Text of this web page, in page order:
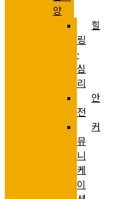
양
힐
링
·
심
리
안
전
커
뮤
니
케
이